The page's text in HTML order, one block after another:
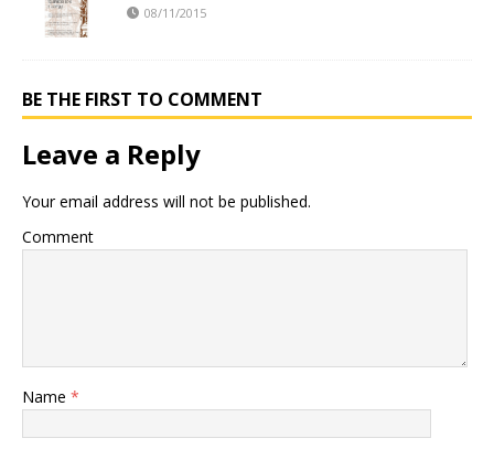
08/11/2015
BE THE FIRST TO COMMENT
Leave a Reply
Your email address will not be published.
Comment
Name *